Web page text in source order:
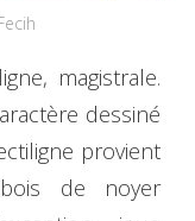
magistrale.
dessiné
provient
de noyer